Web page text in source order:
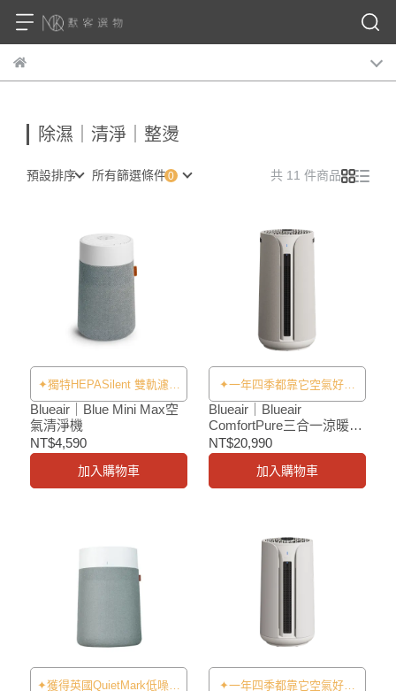
除濕｜清淨｜整燙
預設排序 所有篩選條件 共 11 件商品
✦獨特HEPASilent 雙軌濾淨
科技✦
Blueair｜Blue Mini Max空
氣清淨機
NT$4,590
加入購物車
✦一年四季都靠它空氣好、
溫度剛剛好✦
Blueair｜Blueair
ComfortPure三合一涼暖清
淨機T20i(加碼贈T20i濾網)
NT$20,990
加入購物車
✦獲得英國QuietMark低噪音
✦一年四季都靠它空氣好、